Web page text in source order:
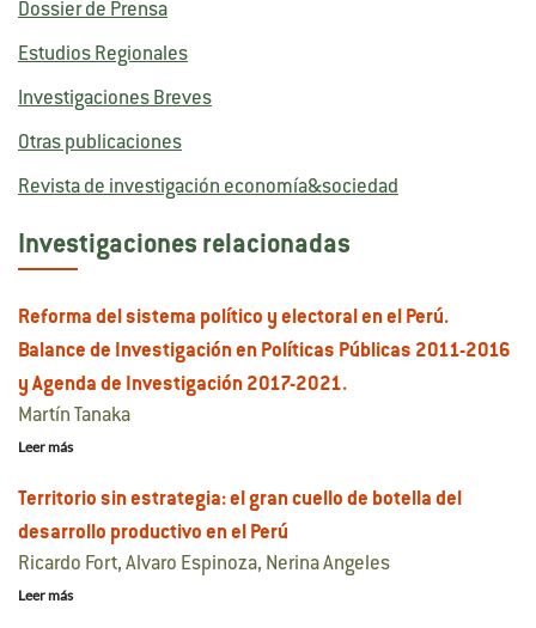
Dossier de Prensa
Estudios Regionales
Investigaciones Breves
Otras publicaciones
Revista de investigación economía&sociedad
Investigaciones relacionadas
Reforma del sistema político y electoral en el Perú.
Balance de Investigación en Políticas Públicas 2011-2016
y Agenda de Investigación 2017-2021.
Martín Tanaka
Leer más
Territorio sin estrategia: el gran cuello de botella del
desarrollo productivo en el Perú
Ricardo Fort, Alvaro Espinoza, Nerina Angeles
Leer más